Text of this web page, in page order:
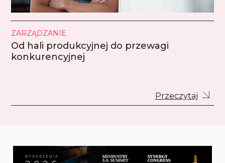
ZARZĄDZANIE
Od hali produkcyjnej do przewagi
konkurencyjnej
Przeczytaj